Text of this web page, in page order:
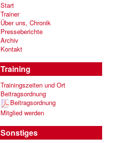
Start
Trainer
Über uns, Chronik
Presseberichte
Archiv
Kontakt
Training
Trainingszeiten und Ort
Beitragsordnung
Beitragsordnung
Mitglied werden
Sonstiges